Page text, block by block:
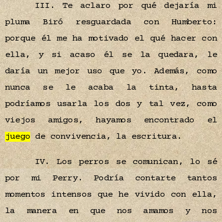
III. Te aclaro por qué dejaría mi
pluma Biró resguardada con Humberto:
porque él me ha motivado el qué hacer con
ella, y si acaso él se la quedara, le
daría un mejor uso que yo. Además, como
nunca se le acaba la tinta, hasta
podríamos usarla los dos y tal vez, como
viejos amigos, hayamos encontrado el
juegode convivencia, la escritura.
IV. Los perros se comunican, lo sé
por mi Perry. Podría contarte tantos
momentos intensos que he vivido con ella,
la manera en que nos amamos y nos